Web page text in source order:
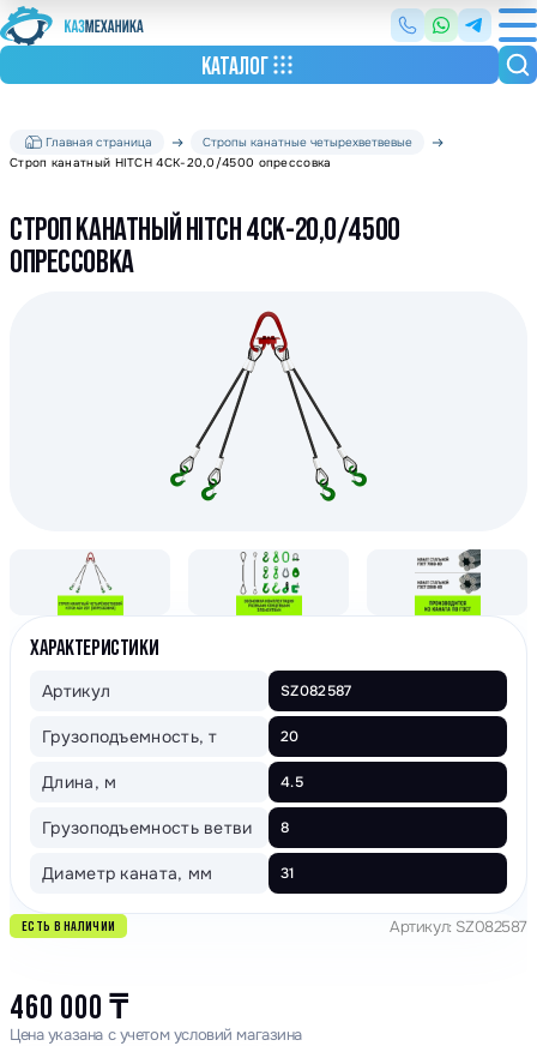
КАТАЛОГ
Главная страница
Стропы канатные четырехветвевые
Строп канатный HITCH 4СК-20,0/4500 опрессовка
СТРОП КАНАТНЫЙ HITCH 4СК-20,0/4500
ОПРЕССОВКА
ХАРАКТЕРИСТИКИ
Артикул SZ082587
Грузоподъемность, т 20
Длина, м 4.5
Грузоподъемность ветви 8
Диаметр каната, мм 31
ЕСТЬ В НАЛИЧИИ Артикул: SZ082587
460 000 ₸
Цена указана с учетом условий магазина